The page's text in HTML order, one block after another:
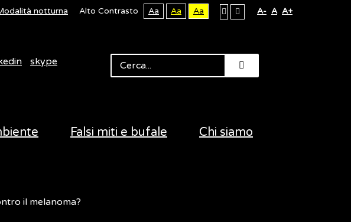
notturna Alto Contrasto Aa Aa Aa A- A A+
skype
Falsi miti e bufale Chi siamo
il melanoma?